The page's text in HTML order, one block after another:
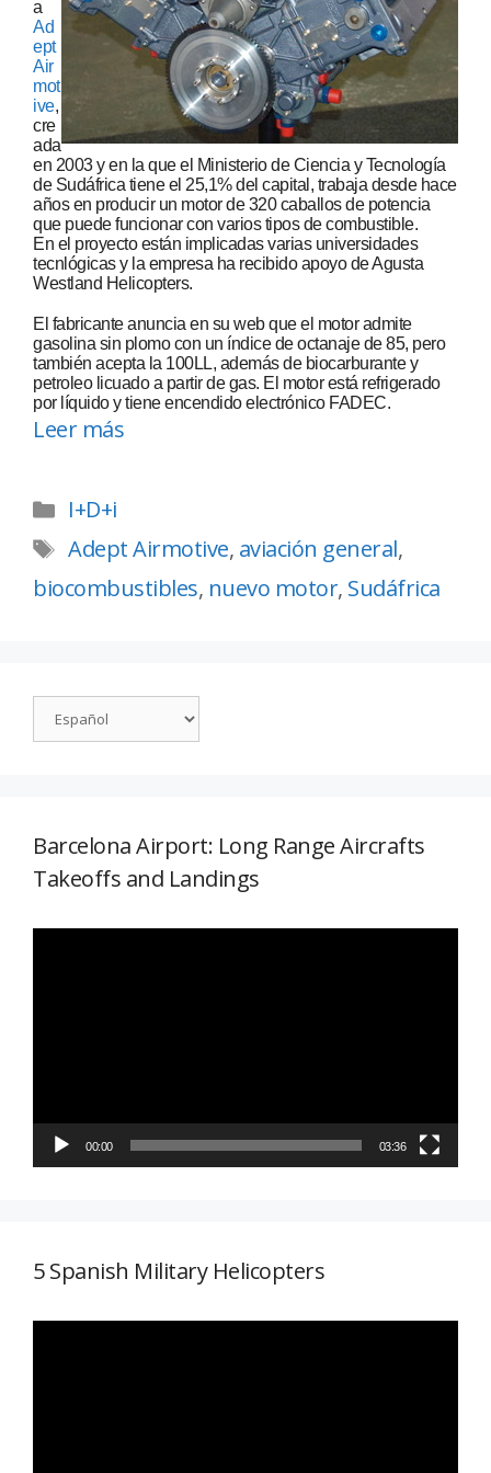
a
Ad
ept
Air
mot
ive,
cre
ada
en 2003 y en la que el Ministerio de Ciencia y Tecnología
de Sudáfrica tiene el 25,1% del capital, trabaja desde hace
años en producir un motor de 320 caballos de potencia
que puede funcionar con varios tipos de combustible.
En el proyecto están implicadas varias universidades
tecnlógicas y la empresa ha recibido apoyo de Agusta
Westland Helicopters.
El fabricante anuncia en su web que el motor admite
gasolina sin plomo con un índice de octanaje de 85, pero
también acepta la 100LL, además de biocarburante y
petroleo licuado a partir de gas. El motor está refrigerado
por líquido y tiene encendido electrónico FADEC.
Leer más
I+D+i
Adept Airmotive, aviación general,
biocombustibles, nuevo motor, Sudáfrica
Barcelona Airport: Long Range Aircrafts
Takeoffs and Landings
00:00 03:36
5 Spanish Military Helicopters